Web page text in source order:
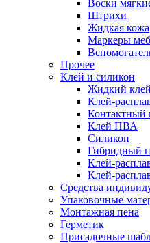
Воски
Штрихи
Жидкая кожа
Маркеры
Прочее
Клей и силикон
Жидкий
Клей-
Контактный
Клей ПВА
Силикон
Гибридный
Клей-
Клей-
Средства
Упаковочные
Монтажная пена
Герметик
Присадочные